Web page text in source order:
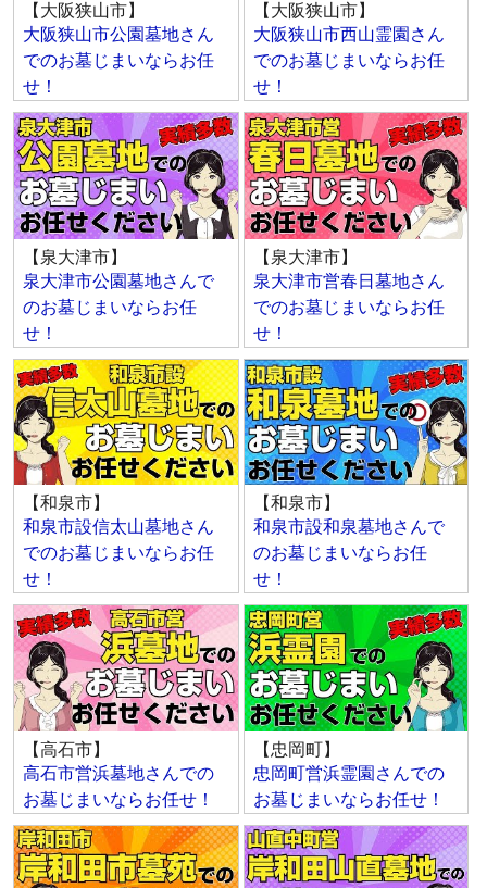
【大阪狭山市】
大阪狭山市公園墓地さん
でのお墓じまいならお任
せ！
【大阪狭山市】
大阪狭山市西山霊園さん
でのお墓じまいならお任
せ！
【泉大津市】
泉大津市公園墓地さんで
のお墓じまいならお任
せ！
【泉大津市】
泉大津市営春日墓地さん
でのお墓じまいならお任
せ！
【和泉市】
和泉市設信太山墓地さん
でのお墓じまいならお任
せ！
【和泉市】
和泉市設和泉墓地さんで
のお墓じまいならお任
せ！
【高石市】
高石市営浜墓地さんでの
お墓じまいならお任せ！
【忠岡町】
忠岡町営浜霊園さんでの
お墓じまいならお任せ！